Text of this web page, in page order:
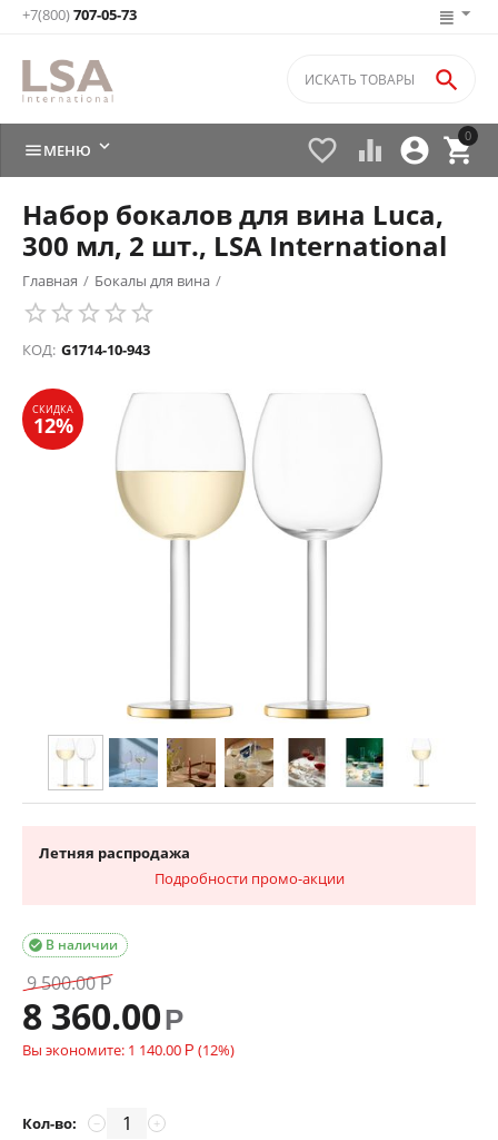
+7(800)707-05-73
0


 

МЕНЮ 
Набор бокалов для вина Luca,
300 мл, 2 шт., LSA International
Главная / Бокалы для вина /
КОД: G1714-10-943
Летняя распродажа
Подробности промо-акции
В наличии

9 500.00 Р
8 360.00Р
Вы экономите: 1 140.00 Р (12%)
Кол-во: +
−